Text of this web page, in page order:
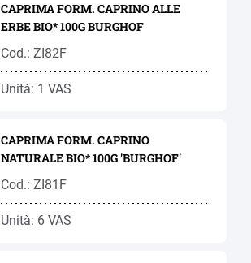
CAPRIMA FORM. CAPRINO ALLE
ERBE BIO* 100G BURGHOF
Cod.: ZI82F
Unità: 1 VAS
CAPRIMA FORM. CAPRINO
NATURALE BIO* 100G 'BURGHOF'
Cod.: ZI81F
Unità: 6 VAS